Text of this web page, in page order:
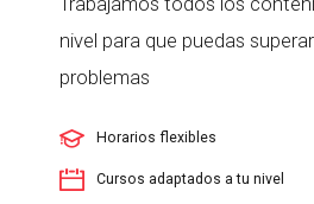
Trabajamos todos los
nivel para que puedas
problemas
Horarios flexibles
Cursos adaptados a tu nivel